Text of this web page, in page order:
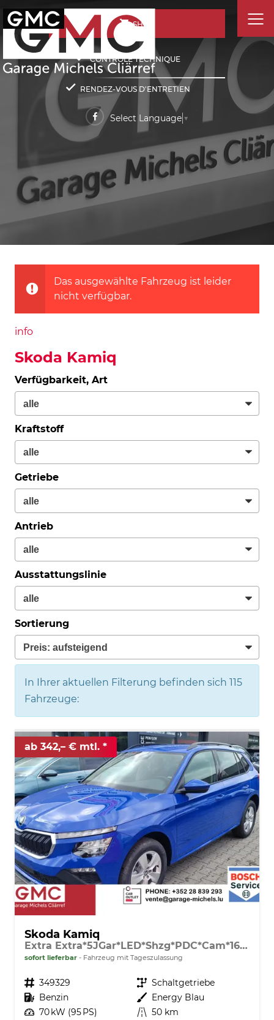
SHOP
CONTRÔLE TECHNIQUE
RENDEZ-VOUS D'ENTRETIEN
Select Language ▼
Das ausgewählte Fahrzeug ist leider
nicht verfügbar.
info
Skoda Kamiq
Verfügbarkeit, Art
Kraftstoff
Getriebe
Antrieb
Ausstattungslinie
Sortierung
In Ihrer aktuellen Filterung befinden sich 115
Fahrzeuge:
ab 342,– € mtl.
Skoda Kamiq
Extra Extra*5JGar*LED*Shzg*PDC*Cam*16Zoll*ACA*
sofort lieferbar Fahrzeug mit Tageszulassung
Fahrzeugnr. 349329 Getriebe Schaltgetriebe
Kraftstoff Benzin Außenfarbe Energy Blau
Leistung 70 kW (95 PS) Kilometerstand 50 km